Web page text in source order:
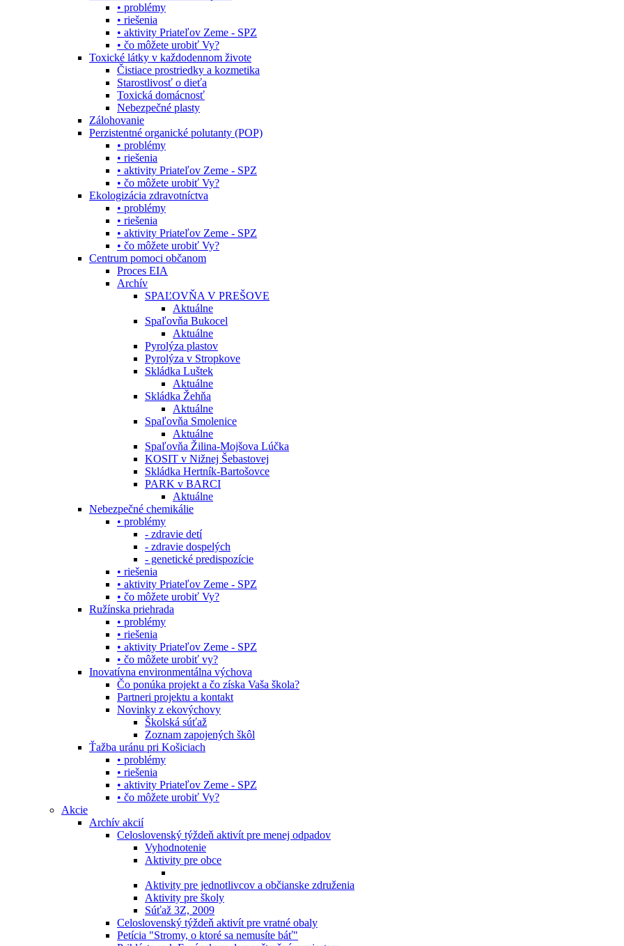
• problémy
• riešenia
• aktivity Priateľov Zeme - SPZ
• čo môžete urobiť Vy?
Toxické látky v každodennom živote
Čistiace prostriedky a kozmetika
Starostlivosť o dieťa
Toxická domácnosť
Nebezpečné plasty
Zálohovanie
Perzistentné organické polutanty (POP)
• problémy
• riešenia
• aktivity Priateľov Zeme - SPZ
• čo môžete urobiť Vy?
Ekologizácia zdravotníctva
• problémy
• riešenia
• aktivity Priateľov Zeme - SPZ
• čo môžete urobiť Vy?
Centrum pomoci občanom
Proces EIA
Archív
SPAĽOVŇA V PREŠOVE
Aktuálne
Spaľovňa Bukocel
Aktuálne
Pyrolýza plastov
Pyrolýza v Stropkove
Skládka Luštek
Aktuálne
Skládka Žehňa
Aktuálne
Spaľovňa Smolenice
Aktuálne
Spaľovňa Žilina-Mojšova Lúčka
KOSIT v Nižnej Šebastovej
Skládka Hertník-Bartošovce
PARK v BARCI
Aktuálne
Nebezpečné chemikálie
• problémy
- zdravie detí
- zdravie dospelých
- genetické predispozície
• riešenia
• aktivity Priateľov Zeme - SPZ
• čo môžete urobiť Vy?
Ružínska priehrada
• problémy
• riešenia
• aktivity Priateľov Zeme - SPZ
• čo môžete urobiť vy?
Inovatívna environmentálna výchova
Čo ponúka projekt a čo získa Vaša škola?
Partneri projektu a kontakt
Novinky z ekovýchovy
Školská súťaž
Zoznam zapojených škôl
Ťažba uránu pri Košiciach
• problémy
• riešenia
• aktivity Priateľov Zeme - SPZ
• čo môžete urobiť Vy?
Akcie
Archív akcií
Celoslovenský týždeň aktivít pre menej odpadov
Vyhodnotenie
Aktivity pre obce
Aktivity pre jednotlivcov a občianske združenia
Aktivity pre školy
Súťaž 3Z, 2009
Celoslovenský týždeň aktivít pre vratné obaly
Petícia "Stromy, o ktoré sa nemusíte báť"